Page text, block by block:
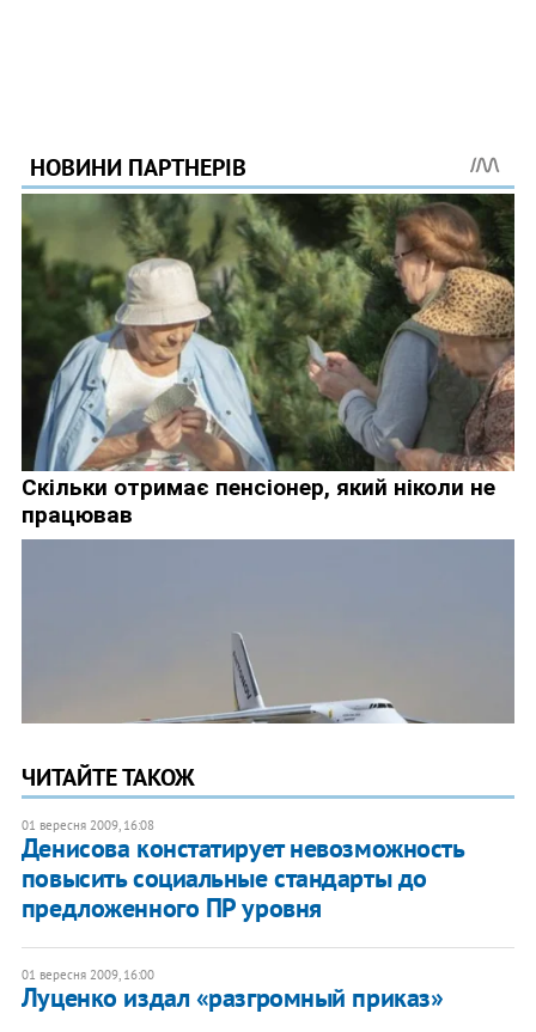
ЧИТАЙТЕ ТАКОЖ
01 вересня 2009, 16:08
Денисова констатирует невозможность
повысить социальные стандарты до
предложенного ПР уровня
01 вересня 2009, 16:00
Луценко издал «разгромный приказ»